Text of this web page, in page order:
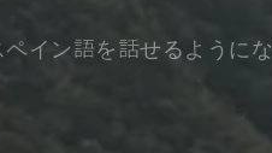
イン語を話せるように